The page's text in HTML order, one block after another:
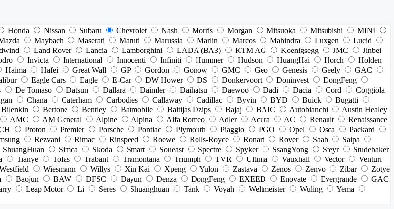
Honda Nissan Subaru Chevrolet Nash Morris Morgan Mitsuoka Mitsubishi
MINI
Maybach Maserati Maruti Marussia Marlin Marcos Mahindra Luxgen
Lucid
Land Rover Lancia Lamborghini LADA (ВАЗ) KTM AG Koenigsegg JMC
Jinbei
Invicta International Innocenti Infiniti Hummer Hudson HuangHai Horch
Holden
Haima Hafei Great Wall GP Gordon Gonow GMC Geo Genesis Geely
GAC
Eagle Cars Eagle E-Car DW Hower DS Donkervoort Doninvest
DongFeng
De Tomaso Datsun Dallara Daimler Daihatsu Daewoo Dadi Dacia Cord
Coggiola
Chana Caterham Carbodies Callaway Cadillac Byvin BYD Buick
Bugatti
Bilenkin Bertone Bentley Batmobile Baltijas Dzips Bajaj BAIC Autobianchi
Austin Healey
AMC AM General Alpine Alpina Alfa Romeo Adler Acura AC Renault
Renaissance
Proton Premier Porsche Pontiac Plymouth Piaggio PGO Opel Osca
Packard
Rezvani Rimac Rinspeed Roewe Rolls-Royce Ronart Rover Saab
Saipa
ShuangHuan Simca Skoda Smart Soueast Spectre Spyker SsangYong Steyr
Studebaker
Tianye Tofas Trabant Tramontana Triumph TVR Ultima Vauxhall Vector
Venturi
Westfield Wiesmann Willys Xin Kai Xpeng Yulon Zastava Zenos Zenvo Zibar
Zotye
Baojun BAW DFSC Dayun Denza DongFeng EXEED Enovate Evergrande
GAC
Leap Motor Li Seres Shuanghuan Tank Voyah Weltmeister Wuling
Yema